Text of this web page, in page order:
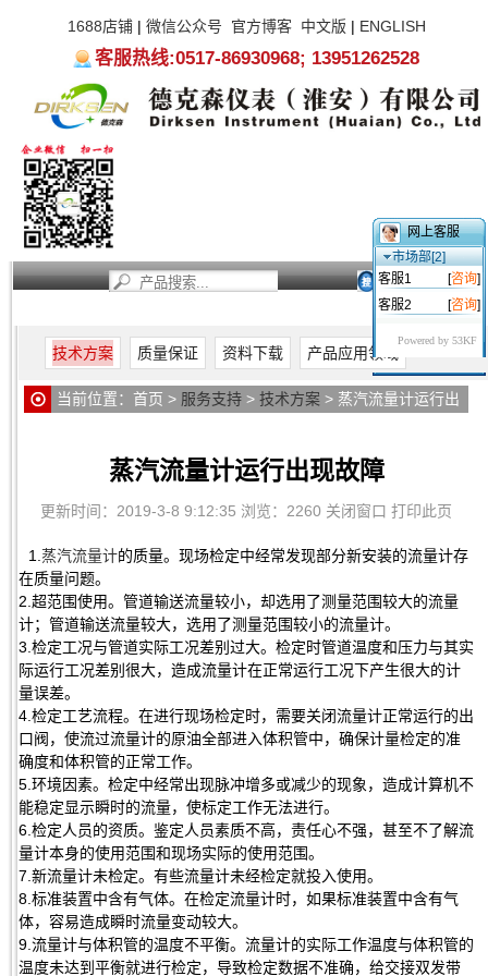
1688店铺| 微信公众号 官方博客 中文版 | ENGLISH
客服热线:0517-86930968; 13951262528
技术方案 质量保证 资料下载 产品应用领域
当前位置： 首页 > 服务支持 > 技术方案 > 蒸汽流量计运行出
蒸汽流量计运行出现故障
更新时间：2019-3-8 9:12:35 浏览：2260 关闭窗口 打印此页
1. 蒸汽流量计的质量。现场检定中经常发现部分新安装的流量计存
在质量问题。
2.超范围使用。管道输送流量较小，却选用了测量范围较大的流量
计；管道输送流量较大，选用了测量范围较小的流量计。
3.检定工况与管道实际工况差别过大。检定时管道温度和压力与其实
际运行工况差别很大，造成流量计在正常运行工况下产生很大的计
量误差。
4.检定工艺流程。在进行现场检定时，需要关闭流量计正常运行的出
口阀，使流过流量计的原油全部进入体积管中，确保计量检定的准
确度和体积管的正常工作。
5.环境因素。检定中经常出现脉冲增多或减少的现象，造成计算机不
能稳定显示瞬时的流量，使标定工作无法进行。
6.检定人员的资质。鉴定人员素质不高，责任心不强，甚至不了解流
量计本身的使用范围和现场实际的使用范围。
7.新流量计未检定。有些流量计未经检定就投入使用。
8.标准装置中含有气体。在检定流量计时，如果标准装置中含有气
体，容易造成瞬时流量变动较大。
9.流量计与体积管的温度不平衡。流量计的实际工作温度与体积管的
温度未达到平衡就进行检定，导致检定数据不准确，给交接双发带
网上客服
市场部[2]
客服1
[咨询]
客服2
[咨询]
Powered by 53KF